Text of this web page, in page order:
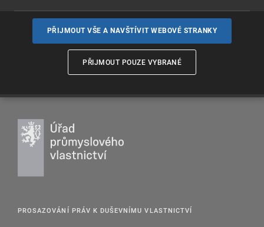
Doložka vykonatelnosti se vyznačuje na základě žádosti
oprávněného účastníka, po prověření pravosti titulu.
PROSAZOVÁNÍ PRÁV K DUŠEVNÍMU VLASTNICTVÍ
PŘIJMOUT VŠE A NAVŠTÍVIT WEBOVÉ STRANKY
PŘIJMOUT POUZE VYBRANÉ